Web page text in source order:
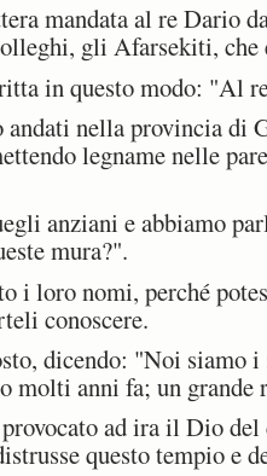
mandata al re Dario
gli Afarsekiti,
in questo modo: "Al
nella provincia di
legname nelle
anziani e abbiamo
mura?".
i loro nomi, perché
conoscere.
dicendo: "Noi
molti anni fa; un grande
ad ira il Dio
questo tempio e